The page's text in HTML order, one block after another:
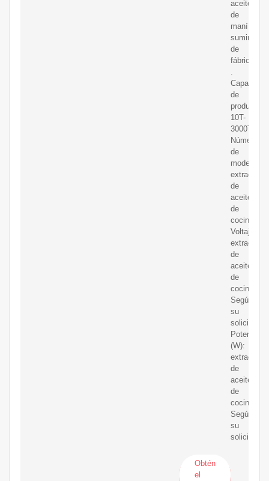
aceite
de
maní,
suministro
de
fábrica
Capacidad
de
10T-
3000T/D;
Número
de
modelo:
extracción
de
aceite
de
cocina;
Voltaje:
extracción
de
aceite
de
cocina
Según
su
solicitud;
Potencia
(W):
extracción
de
aceite
de
cocina
Según
su
solicitud
Obtén
el